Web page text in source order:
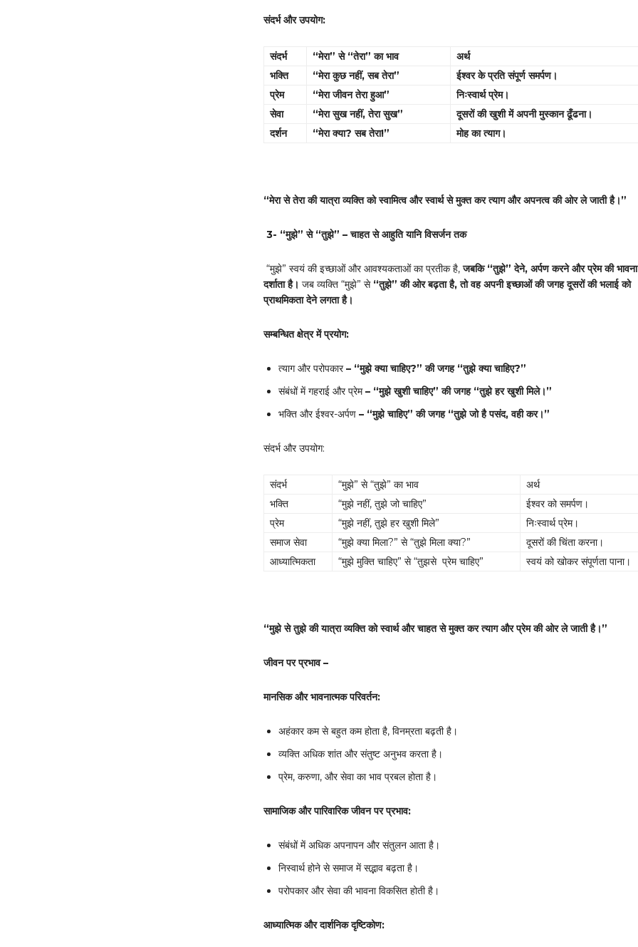
संदर्भ और उपयोग:
संदर्भ “मेरा” से “तेरा” का भाव
अर्थ
भक्ति
“मेरा कुछ नहीं,सब तेरा”
ईश्वर के प्रति संपूर्ण समर्पण।
प्रेम
“मेरा जीवन तेरा हुआ”
निःस्वार्थ प्रेम।
सेवा
“मेरा सुख नहीं,तेरा सुख” दूसरों की खुशी मेंअपनी मुस्कानढूँढना।
दर्शन
“मेरा क्या?सब तेरा!” मोह का त्याग।
“मेरा से तेरा की यात्रा व्यक्ति को स्वामित्व और स्वार्थ से मुक्त कर त्याग और अपनत्व की ओर ले जाती है।”
3- “मुझे” से “तुझे” – चाहत से आहुति यानि विसर्जन तक
“मुझे” स्वयं की इच्छाओं और आवश्यकताओं का प्रतीक है,जबकि “तुझे” देने, अर्पण करने और प्रेम की
दर्शाता है। जब व्यक्ति “मुझे” से“तुझे” की ओर बढ़ता है,तो वह अपनी इच्छाओं की जगह दूसरों की भलाई को
प्राथमिकता देने लगता है।
सम्बन्धित क्षेत्र में प्रयोग:
त्याग और परोपकार– “मुझे क्या चाहिए?”की जगह “तुझे क्या चाहिए?”
संबंधों में गहराई और प्रेम– “मुझे खुशी चाहिए” की जगह “तुझे हर खुशी मिले।”
भक्ति और ईश्वर-अर्पण– “मुझे चाहिए” की जगह “तुझे जो है पसंद,वही कर।”
संदर्भ और उपयोग:
संदर्भ “मुझे” से “तुझे” का भाव
अर्थ
भक्ति
“मुझे नहीं, तुझे जो चाहिए”
ईश्वर को समर्पण।
प्रेम
“मुझे नहीं, तुझे हर खुशी मिले”
निःस्वार्थ प्रेम।
समाज सेवा
“मुझे क्या मिला?” से “तुझे मिला क्या?”
दूसरों की चिंता करना।
आध्यात्मिकता
“मुझे मुक्ति चाहिए” से “तुझसे प्रेम चाहिए” स्वयं को खोकर संपूर्णता पाना।
“मुझे से तुझे की यात्रा व्यक्ति को स्वार्थ और चाहत से मुक्त कर त्याग और प्रेम की ओर ले जाती है।”
जीवन पर प्रभाव –
मानसिक और भावनात्मक परिवर्तन:
अहंकार कम से बहुत कम होता है, विनम्रता बढ़ती है।
व्यक्ति अधिक शांत और संतुष्ट अनुभव करता है।
प्रेम, करुणा, और सेवा का भाव प्रबल होता है।
सामाजिक और पारिवारिक जीवन पर प्रभाव:
संबंधों में अधिक अपनापन और संतुलन आता है।
निस्वार्थ होने से समाज में सद्भाव बढ़ता है।
परोपकार और सेवा की भावना विकसित होती है।
आध्यात्मिक और दार्शनिक दृष्टिकोण: